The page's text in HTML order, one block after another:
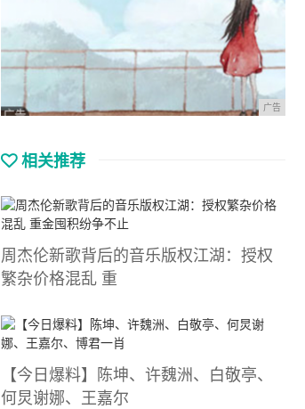
广告
相关推荐
周杰伦新歌背后的音乐版权江湖：授权
繁杂价格混乱 重
【今日爆料】陈坤、许魏洲、白敬亭、
何炅谢娜、王嘉尔